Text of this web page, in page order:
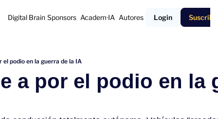
Digital Brain Sponsors Academ·IA Autores Login
el podio en la guerra de la IA
a por el podio en la